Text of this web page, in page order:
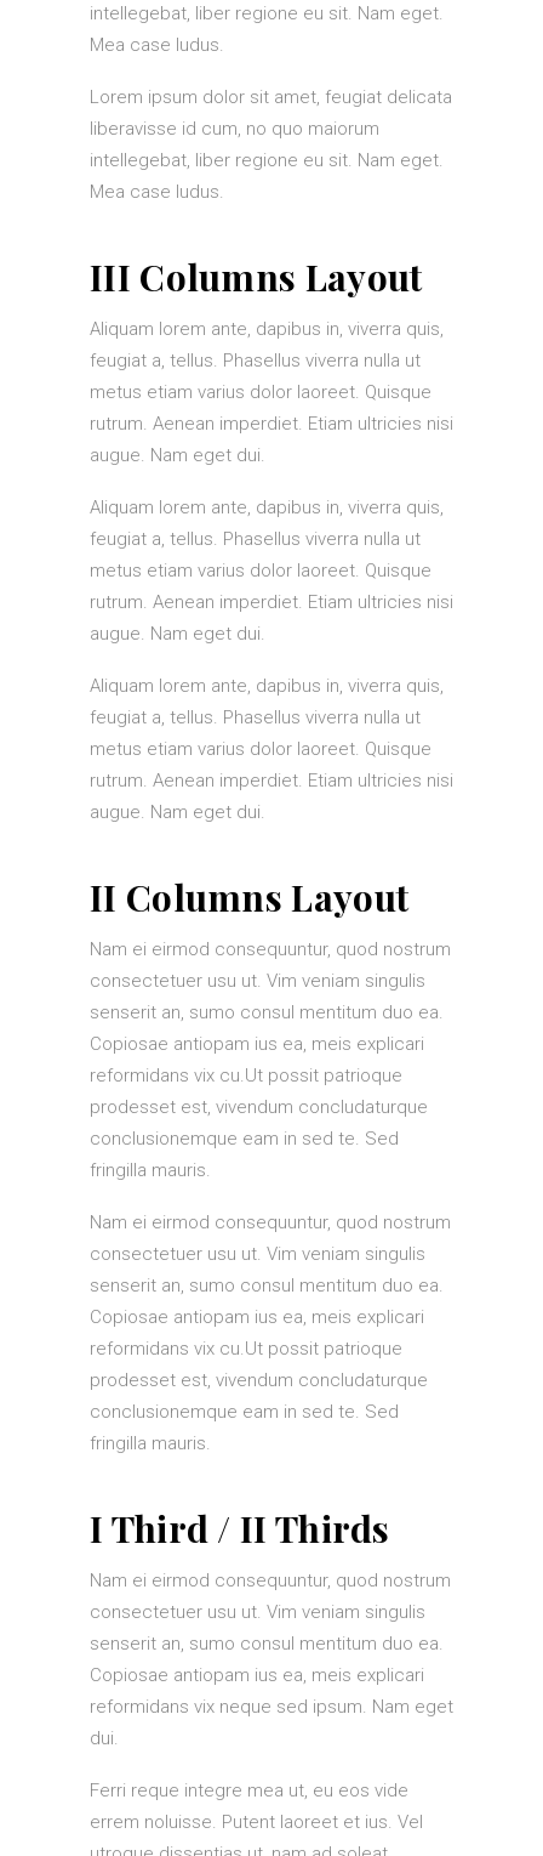
intellegebat, liber regione eu sit. Nam eget.
Mea case ludus.
Lorem ipsum dolor sit amet, feugiat delicata
liberavisse id cum, no quo maiorum
intellegebat, liber regione eu sit. Nam eget.
Mea case ludus.
III Columns Layout
Aliquam lorem ante, dapibus in, viverra quis,
feugiat a, tellus. Phasellus viverra nulla ut
metus etiam varius dolor laoreet. Quisque
rutrum. Aenean imperdiet. Etiam ultricies nisi
augue. Nam eget dui.
Aliquam lorem ante, dapibus in, viverra quis,
feugiat a, tellus. Phasellus viverra nulla ut
metus etiam varius dolor laoreet. Quisque
rutrum. Aenean imperdiet. Etiam ultricies nisi
augue. Nam eget dui.
Aliquam lorem ante, dapibus in, viverra quis,
feugiat a, tellus. Phasellus viverra nulla ut
metus etiam varius dolor laoreet. Quisque
rutrum. Aenean imperdiet. Etiam ultricies nisi
augue. Nam eget dui.
II Columns Layout
Nam ei eirmod consequuntur, quod nostrum
consectetuer usu ut. Vim veniam singulis
senserit an, sumo consul mentitum duo ea.
Copiosae antiopam ius ea, meis explicari
reformidans vix cu.Ut possit patrioque
prodesset est, vivendum concludaturque
conclusionemque eam in sed te. Sed
fringilla mauris.
Nam ei eirmod consequuntur, quod nostrum
consectetuer usu ut. Vim veniam singulis
senserit an, sumo consul mentitum duo ea.
Copiosae antiopam ius ea, meis explicari
reformidans vix cu.Ut possit patrioque
prodesset est, vivendum concludaturque
conclusionemque eam in sed te. Sed
fringilla mauris.
I Third / II Thirds
Nam ei eirmod consequuntur, quod nostrum
consectetuer usu ut. Vim veniam singulis
senserit an, sumo consul mentitum duo ea.
Copiosae antiopam ius ea, meis explicari
reformidans vix neque sed ipsum. Nam eget
dui.
Ferri reque integre mea ut, eu eos vide
errem noluisse. Putent laoreet et ius. Vel